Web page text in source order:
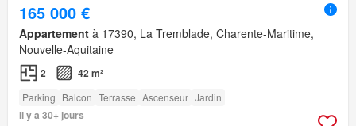
165 000 €
Appartement à 17390, La Tremblade, Charente-Maritime,
Nouvelle-Aquitaine
2 42 m²
Parking Balcon Terrasse Ascenseur Jardin
Il y a 30+ jours